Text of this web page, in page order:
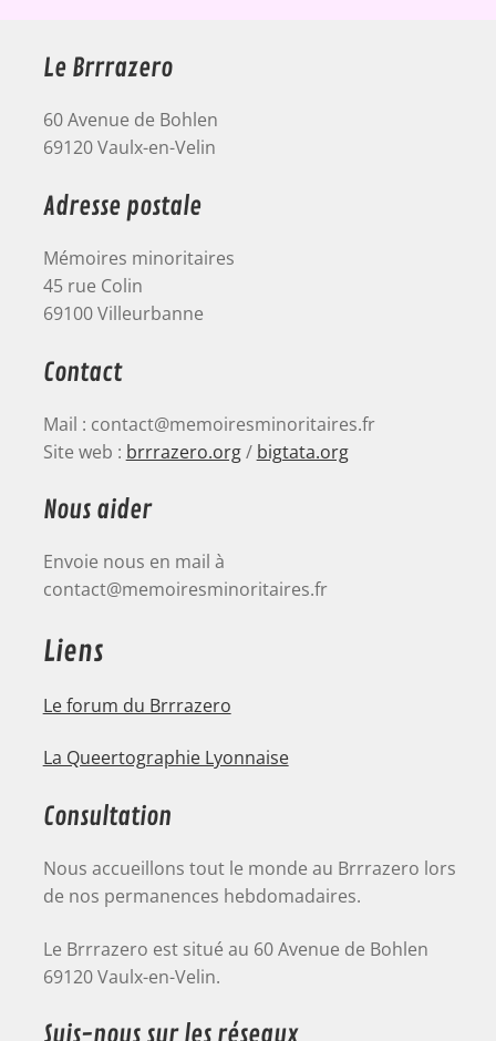
Le Brrrazero
60 Avenue de Bohlen
69120 Vaulx-en-Velin
Adresse postale
Mémoires minoritaires
45 rue Colin
69100 Villeurbanne
Contact
Mail : contact@memoiresminoritaires.fr
Site web : brrrazero.org/ bigtata.org
Nous aider
Envoie nous en mail à
contact@memoiresminoritaires.fr
Liens
Le forum du Brrrazero
La Queertographie Lyonnaise
Consultation
Nous accueillons tout le monde au Brrrazero lors
de nos permanences hebdomadaires.
Le Brrrazero est situé au 60 Avenue de Bohlen
69120 Vaulx-en-Velin.